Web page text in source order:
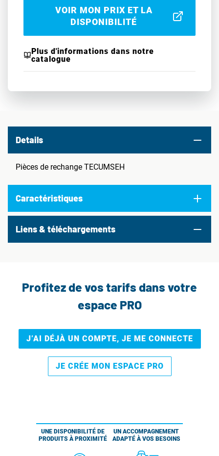
VOIR MON PRIX ET LA
DISPONIBILITÉ
Plus d'informations dans notre
catalogue
Details
Pièces de rechange TECUMSEH
Caractéristiques
Liens & téléchargements
Profitez de vos tarifs dans votre
espace PRO
J’AI DÉJÀ UN COMPTE, JE ME CONNECTE
JE CRÉE MON ESPACE PRO
UNE DISPONIBILITÉ DE
PRODUITS À PROXIMITÉ
UN ACCOMPAGNEMENT
ADAPTÉ À VOS BESOINS